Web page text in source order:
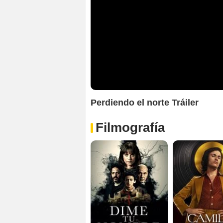
Perdiendo el norte Tráiler
Filmografía